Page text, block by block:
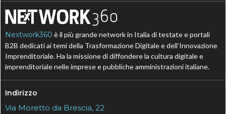
Nextwork360 è il più grande network in Italia di testate e portali
B2B dedicati ai temi della Trasformazione Digitale e dell’Innovazione
Imprenditoriale. Ha la missione di diffondere la cultura digitale e
imprenditoriale nelle imprese e pubbliche amministrazioni italiane.
Indirizzo
Via Moretto da Brescia, 22